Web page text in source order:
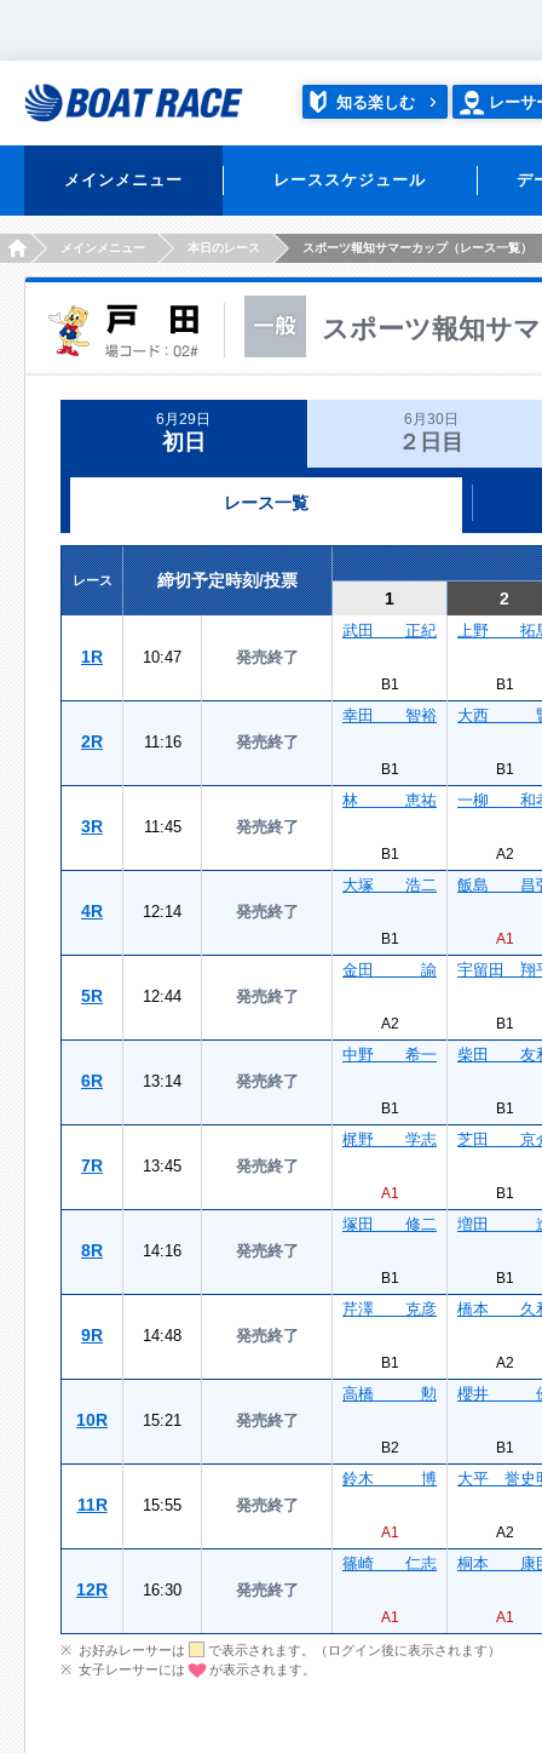
知る楽しむ レーサ
メインメニュー レーススケジュール デ
HOMEメインメニュー 本日のレース スポーツ報知サマーカップ（レース一覧）
スポーツ報知サ
6月29日
初日
6月30日
２日目
レース一覧
レース
締切予定時刻/投票
1
2
1R 10:47 発売終了
武田 正紀
B1
上野 拓
B1
2R 11:16 発売終了
幸田 智裕
B1
大西
B1
3R 11:45 発売終了
林 恵祐
B1
一柳 和
A2
4R 12:14 発売終了
大塚 浩二
B1
飯島 昌
A1
5R 12:44 発売終了
金田 諭
A2
宇留田 翔
B1
6R 13:14 発売終了
中野 希一
B1
柴田 友
B1
7R 13:45 発売終了
梶野 学志
A1
芝田 京
B1
8R 14:16 発売終了
塚田 修二
B1
増田
B1
9R 14:48 発売終了
芹澤 克彦
B1
橋本 久
A2
10R 15:21 発売終了
高橋 勲
B2
櫻井
B1
11R 15:55 発売終了
鈴木 博
A1
大平 誉史
A2
12R 16:30 発売終了
篠崎 仁志
A1
桐本 康
A1
お好みレーサーは
で表示されます。（ログイン後に表示されます）
女子レーサーには
が表示されます。